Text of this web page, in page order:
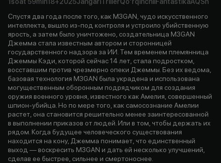
Спустя два года после того, как M3GAN, чудо искусственного
интеллекта, вышло из-под контроля и устроило убийственную
ярость, а затем было уничтожено, создательница M3GAN
Джемма стала известным автором и сторонницей
государственного надзора за ИИ. Тем временем племянница
Джеммы Кэди, которой сейчас 14 лет, стала подростком,
восставшим против чрезмерно опеки Джеммы. Без их ведома,
базовая технология M3GAN была украдена и использована
могущественным оборонным подрядчиком для создания
оружия военного уровня, известного как Амелия, совершенный
шпион-убийца. Но по мере того, как самосознание Амелии
растет, она становится решительно менее заинтересованной
в выполнении приказов от людей. Или в том, чтобы держать их
рядом. Когда будущее человеческого существования
находится на кону, Джемма понимает, что единственный
выход — воскресить M3GAN и дать ей несколько улучшений,
сделав ее быстрее, сильнее и смертоноснее.